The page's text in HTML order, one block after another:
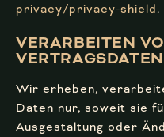
privacy/privacy-shield.
VERARBEITEN
Wir erheben,
Daten nur, soweit sie
Ausgestaltung oder